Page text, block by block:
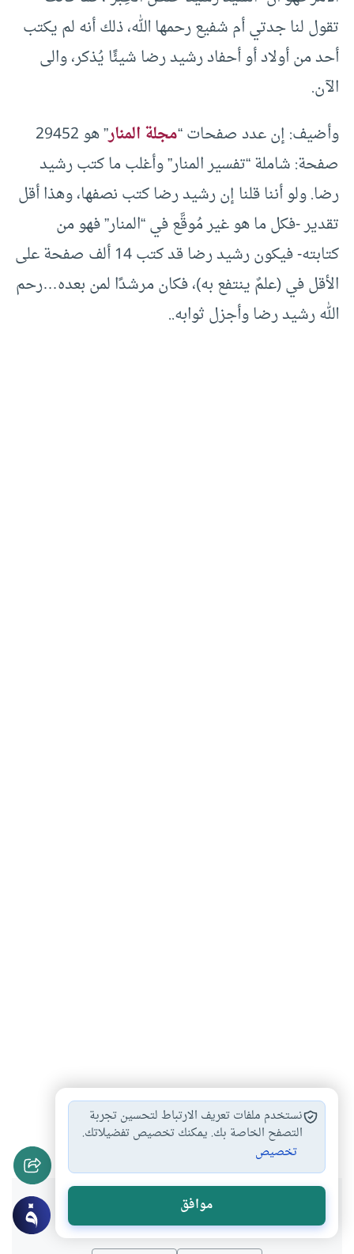
تقول لنا جدتي أم شفيع رحمها الله، ذلك أنه لم يكتب
أحد من أولاد أو أحفاد رشيد رضا شيئًا يُذكر، والى
الآن.
وأضيف: إن عدد صفحات “مجلة المنار
” هو 29452
صفحة: شاملة “تفسير المنار” وأغلب ما كتب رشيد
رضا. ولو أننا قلنا إن رشيد رضا كتب نصفها، وهذا أقل
تقدير -فكل ما هو غير مُوقَّع في “المنار” فهو من
كتابته- فيكون رشيد رضا قد كتب 14 ألف صفحة على
الأقل في (علمٌ ينتفع به)، فكان مرشدًا لمن بعده…رحم
الله رشيد رضا وأجزل ثوابه..
محمد عبده #رشيد رضا #جمال الدين الافغاني
الفكر المعاصر #مطبعة المنار
هل انتفعت بهذا المحتوى؟
نستخدم ملفات تعريف الارتباط لتحسين تجربة
التصفح الخاصة بك. يمكنك تخصيص تفضيلاتك.
تخصيص
موافق